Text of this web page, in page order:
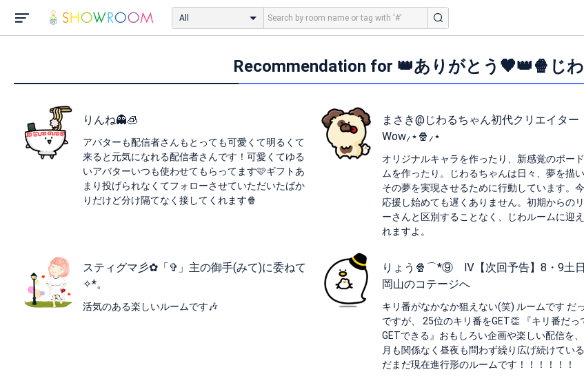
All
Recommendation for 👑ありがとう🖤👑🍿じ
りんね👻🧊
アバターも配信者さんもとっても可愛くて明るくて
来ると元気になれる配信者さんです！可愛くてゆる
いアバターいつも使わせてもらってます🩷ギフトあ
まり投げられなくてフォローさせていただいたばか
りだけど分け隔てなく接してくれます🍿
まさき@じわるちゃん初代クリエイター
Wow⸝⋆🍿⸝⋆
オリジナルキャラを作ったり、新感覚のボー
ムを作ったり。じわるちゃんは日々、夢を描い
その夢を実現させるために行動しています。
応援し始めても遅くありません。初期からの
ーさんと区別することなく、じわルームに迎え
れますよ。
スティグマ彡✿「✞」主の御手(みて)に委ねて
✧*。
活気のある楽しいルームです🎶
りょう🍿⌒*⑨ Ⅳ【次回予告】8・9土日
岡山のコテージへ
キリ番がなかなか狙えない(笑) ルームです だ
ですが、 25位のキリ番をGET👏 『キリ番だっ
GETできる』おもしろい企画や楽しい配信を
月も関係なく昼夜も問わず繰り広げ続けてい
だまだ現在進行形のルームです！！！！！！